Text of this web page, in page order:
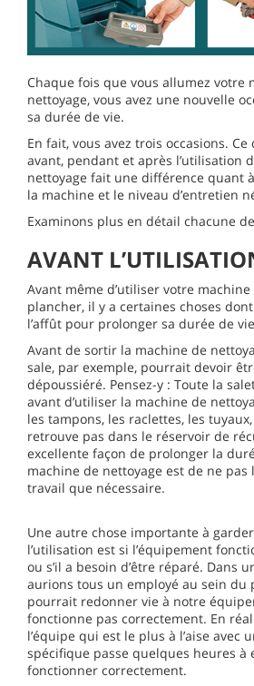
Chaque fois que vous allumez votre
nettoyage, vous avez une nouvelle
sa durée de vie.
En fait, vous avez trois occasions.
avant, pendant et après l’utilisation
nettoyage fait une différence quant
la machine et le niveau d’entretien
Examinons plus en détail chacune
AVANT
Avant même d’utiliser votre
plancher, il y a certaines choses
l’affût pour prolonger sa durée de
Avant de sortir la machine de
sale, par exemple, pourrait devoir
dépoussiéré. Pensez-y : Toute la
avant d’utiliser la machine de
les tampons, les raclettes, les
retrouve pas dans le réservoir de
excellente façon de prolonger la
machine de nettoyage est de ne
travail que nécessaire.
Une autre chose importante à
l’utilisation est si l’équipement
ou s’il a besoin d’être réparé. Dans
aurions tous un employé au sein du
pourrait redonner vie à notre
fonctionne pas correctement. En
l’équipe qui est le plus à l’aise avec
spécifique passe quelques heures à
fonctionner correctement.